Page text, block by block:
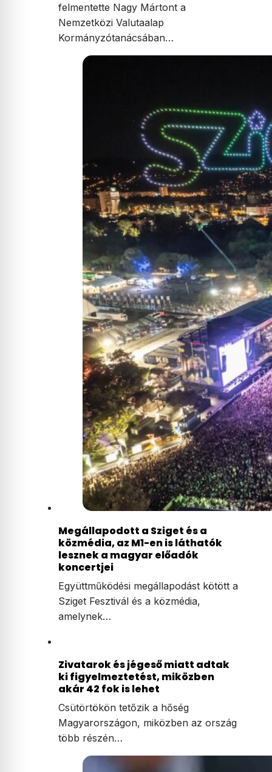
felmentette Nagy Mártont a
Nemzetközi Valutaalap
Kormányzótanácsában…
Megállapodott a Sziget és a
közmédia, az M1-en is láthatók
lesznek a magyar előadók
koncertjei
Együttműködési megállapodást kötött a
Sziget Fesztivál és a közmédia,
amelynek…
Zivatarok és jégeső miatt adtak
ki figyelmeztetést, miközben
akár 42 fok is lehet
Csütörtökön tetőzik a hőség
Magyarországon, miközben az ország
több részén…